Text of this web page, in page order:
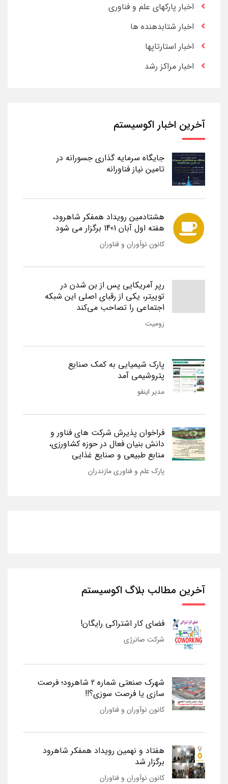
اخبار پارکهای علم و فناوری
اخبار شتابدهنده ها
اخبار استارتاپها
اخبار مراکز رشد
آخرین اخبار اکوسیستم
جایگاه سرمایه گذاری جسورانه در
تامین نیاز فناورانه
هشتادمین رویداد همفکر شاهرود،
هفته اول آبان 1401 برگزار می شود
کانون نوآوران و فناوران
رپر آمریکایی پس از بن شدن در
توییتر، یکی از رقبای اصلی این شبکه
اجتماعی را تصاحب می‌کند
زومیت
پارک شیمیایی به کمک صنایع
پتروشیمی آمد
مدیر اینفو
فراخوان پذیرش شرکت های فناور و
دانش بنیان فعال در حوزه کشاورزی،
منابع طبیعی و صنایع غذایی
پارک علم و فناوری مازندران
آخرین مطالب بلاگ اکوسیستم
فضای کار اشتراکی رایگان!
شرکت صانرژی
شهرک صنعتی شماره 2 شاهرود؛ فرصت
سازی یا فرصت سوزی؟!!
کانون نوآوران و فناوران
هفتاد و نهمین رویداد همفکر شاهرود
برگزار شد
کانون نوآوران و فناوران